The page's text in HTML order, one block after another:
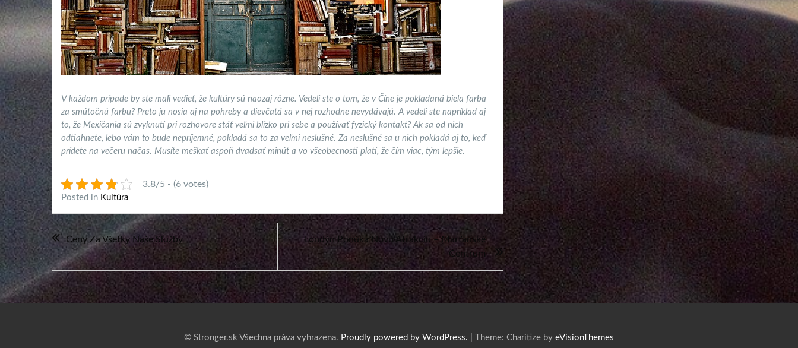
V každom prípade by ste mali vedieť, že kultúry sú naozaj rôzne. Vedeli ste o tom, že v Číne je pokladaná biela farba
za smútočnú farbu? Preto ju nosia aj na pohreby a dievčatá sa v nej rozhodne nevydávajú. A vedeli ste napríklad aj
to, že Mexičania sú zvyknutí pri rozhovore stáť veľmi blízko pri sebe a používať fyzický kontakt? Ak sa od nich
odtiahnete, lebo vám to bude nepríjemné, pokladá sa to za veľmi neslušné. Za neslušné sa u nich pokladá aj to, keď
prídete na večeru načas. Musíte meškať aspoň dvadsať minút a vo všeobecnosti platí, že čím viac, tým lepšie.
3.8/5 - (6 votes)
Posted in Kultúra
Navigácia
v
článku
Ceny Za Všetky Naše Služby
Londýn Ponúka Novú Atrakciu – Marťanské
Centrum
© Stronger.sk Všechna práva vyhrazena. Proudly powered by WordPress. Theme: Charitize by eVisionThemes